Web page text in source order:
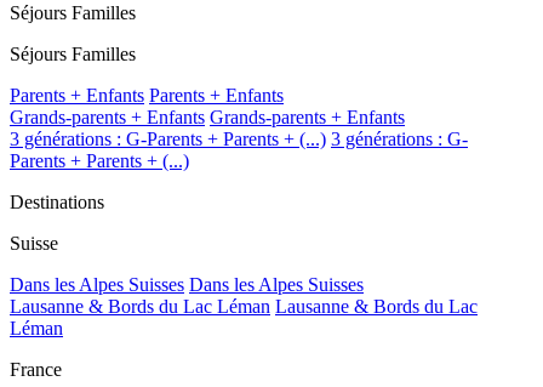
Séjours Familles
Séjours Familles
Parents + Enfants Parents + Enfants
Grands-parents + Enfants Grands-parents + Enfants
3 générations : G-Parents + Parents + (...) 3 générations : G-
Parents + Parents + (...)
Destinations
Suisse
Dans les Alpes Suisses Dans les Alpes Suisses
Lausanne & Bords du Lac Léman Lausanne & Bords du Lac
Léman
France